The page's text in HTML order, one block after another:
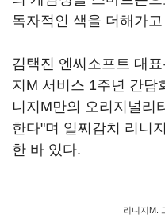
독자적인 색을 더해가
김택진 엔씨소프트 대
지M 서비스 1주년 간담
니지M만의 오리지널리
한다"며 일찌감치 리니
한 바 있다.
리니지M.